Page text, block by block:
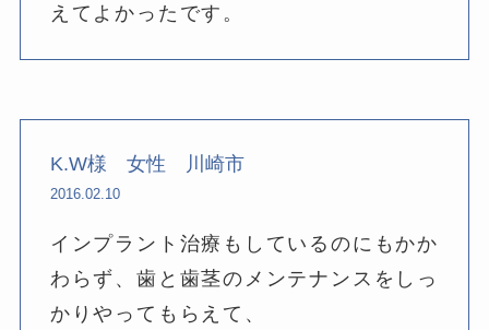
えてよかったです。
K.W様 女性 川崎市
2016.02.10
インプラント治療もしているのにもかか
わらず、歯と歯茎のメンテナンスをしっ
かりやってもらえて、